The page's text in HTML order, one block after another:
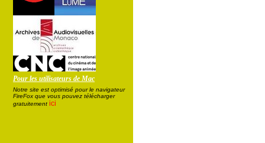
Pour les utilisateurs de Mac
Notre site est optimisé pour le navigateur
FireFox que vous pouvez télécharger
gratuitement ici